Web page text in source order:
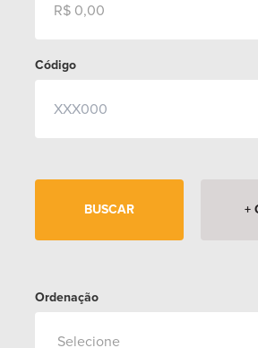
99960.6658
Código
+
Ordenação